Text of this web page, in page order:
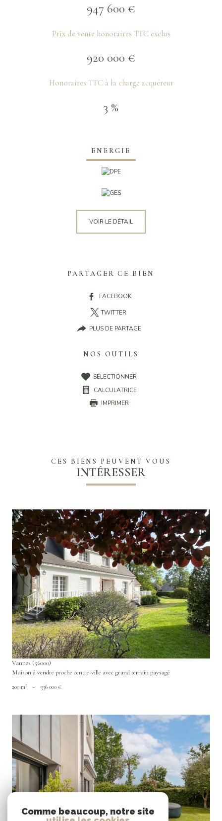
947 600 €
Prix de vente honoraires TTC exclus
920 000 €
Honoraires TTC à la charge acquéreur
3 %
ENERGIE
VOIR LE DÉTAIL
PARTAGER CE BIEN
FACEBOOK
TWITTER
PLUS DE PARTAGE
NOS OUTILS
SÉLECTIONNER
CALCULATRICE
IMPRIMER
CES BIENS PEUVENT VOUS
INTÉRESSER
VOIR LE BIEN
Vannes (56000)
Maison à vendre proche centre-ville avec grand terrain paysagé
200 m² - 936 000 €
VOIR LE BIEN
Comme beaucoup, notre site